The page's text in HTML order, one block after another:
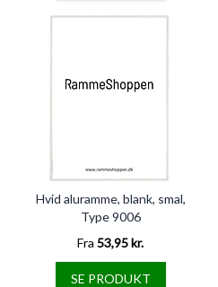
Hvid aluramme, blank, smal,
Type 9006
Fra 53,95 kr.
SE PRODUKT